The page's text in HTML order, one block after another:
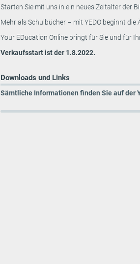
Starten Sie mit uns in ein neues Zeitalter der
Mehr als Schulbücher – mit YEDO beginnt
Your EDucation Online bringt für Sie und für
Verkaufsstart ist der 1.8.2022.
Downloads und Links
Sämtliche Informationen finden Sie auf der